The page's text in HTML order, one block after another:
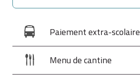
Paiement extra-scolaire
Menu de cantine